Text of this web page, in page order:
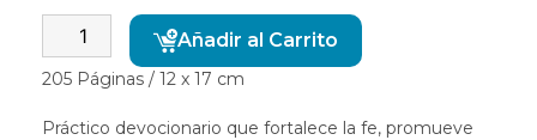
Añadir al Carrito
205 Páginas / 12 x 17 cm
Práctico devocionario que fortalece la fe, promueve